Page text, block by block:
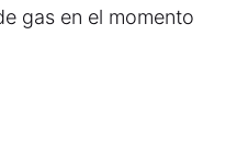
gas en el momento